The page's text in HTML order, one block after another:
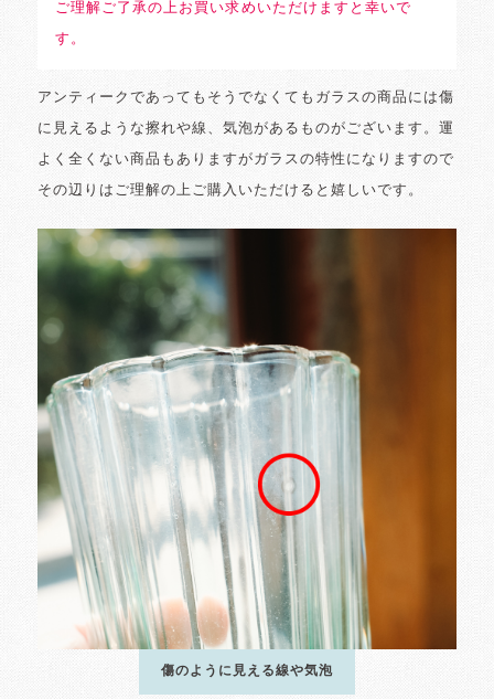
ご理解ご了承の上お買い求めいただけますと幸いで
す。
アンティークであってもそうでなくてもガラスの商品には傷
に見えるような擦れや線、気泡があるものがございます。運
よく全くない商品もありますがガラスの特性になりますので
その辺りはご理解の上ご購入いただけると嬉しいです。
傷のように見える線や気泡